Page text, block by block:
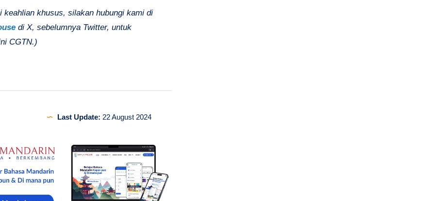
khusus, silakan hubungi kami di
di X, sebelumnya Twitter, untuk
CGTN.)
Last Update: 22 August 2024